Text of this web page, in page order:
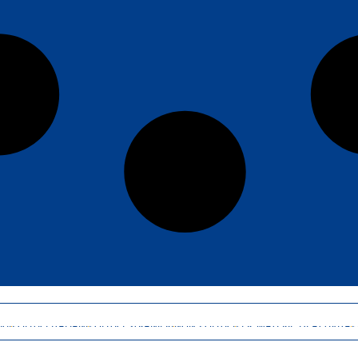
POLITICI ITALIANIPOLITICI STRANIERINON POLITICIPER MATERIE DI ATTIVITÀ